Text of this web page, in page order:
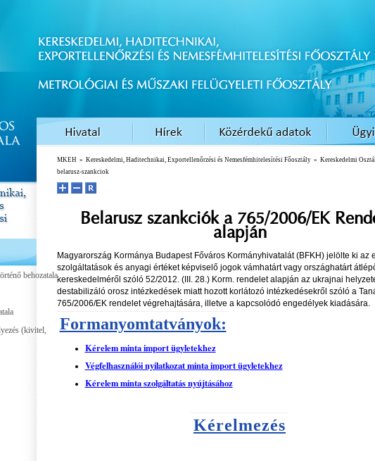
behozatala
(kivitel,
MKEH » Kereskedelmi, Haditechnikai, Exportellenőrzési és Nemesfémhitelesítési Főosztály » Kereskedelmi
belarusz-szankciok
Belarusz szankciók a 765/2006/EK
alapján
Magyarország Kormánya Budapest Főváros Kormányhivatalát (BFKH) jelölte ki az
szolgáltatások és anyagi értéket képviselő jogok vámhatárt vagy országhatárt
kereskedelméről szóló 52/2012. (III. 28.) Korm. rendelet alapján az ukrajnai
destabilizáló orosz intézkedések miatt hozott korlátozó intézkedésekről szóló a
765/2006/EK rendelet végrehajtására, illetve a kapcsolódó engedélyek kiadására.
Formanyomtatványok:
Kérelem minta import ügyletekhez
Végfelhasználói nyilatkozat minta import ügyletekhez
Kérelem minta szolgáltatás nyújtásához
Kérelmezés